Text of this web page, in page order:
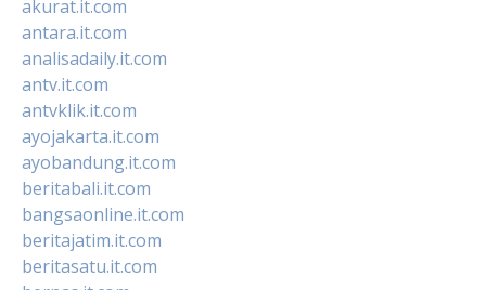
akurat.it.com
antara.it.com
analisadaily.it.com
antv.it.com
antvklik.it.com
ayojakarta.it.com
ayobandung.it.com
beritabali.it.com
bangsaonline.it.com
beritajatim.it.com
beritasatu.it.com